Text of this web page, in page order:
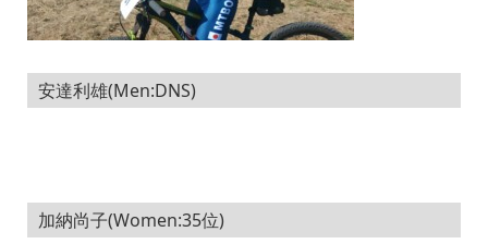
安達利雄(Men:DNS)
加納尚子(Women:35位)